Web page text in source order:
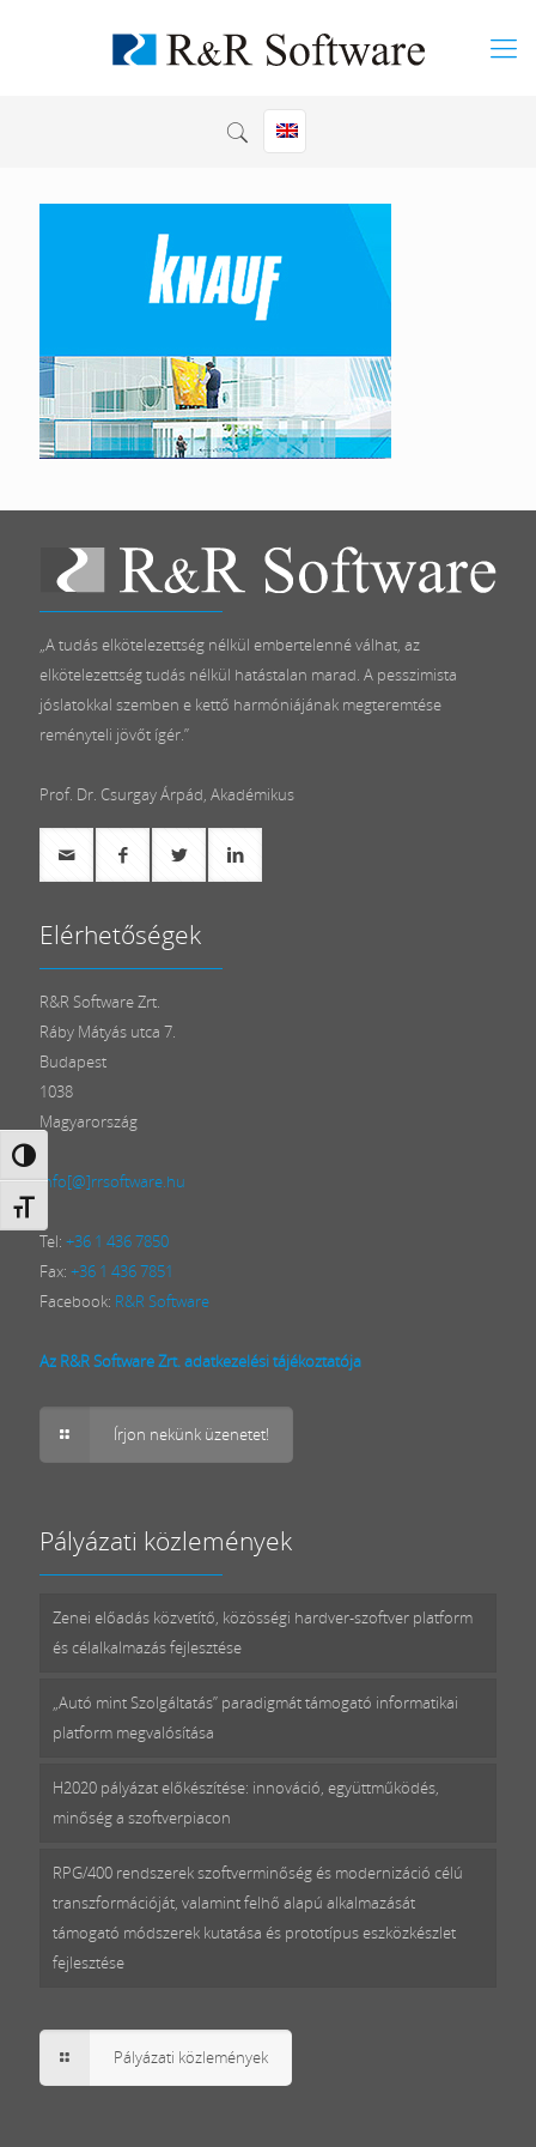
Nagy kontraszt váltása
Betűméret váltása
„A tudás elkötelezettség nélkül embertelenné válhat, az
elkötelezettség tudás nélkül hatástalan marad. A pesszimista
jóslatokkal szemben e kettő harmóniájának megteremtése
reményteli jövőt ígér.”
Prof. Dr. Csurgay Árpád, Akadémikus
Elérhetőségek
R&R Software Zrt.
Ráby Mátyás utca 7.
Budapest
1038
Magyarország
info[@]rrsoftware.hu
Tel: +36 1 436 7850
Fax: +36 1 436 7851
Facebook: R&R Software
Az R&R Software Zrt. adatkezelési tájékoztatója
Írjon nekünk üzenetet!
Pályázati közlemények
Zenei előadás közvetítő, közösségi hardver-szoftver platform
és célalkalmazás fejlesztése
„Autó mint Szolgáltatás” paradigmát támogató informatikai
platform megvalósítása
H2020 pályázat előkészítése: innováció, együttműködés,
minőség a szoftverpiacon
RPG/400 rendszerek szoftverminőség és modernizáció célú
transzformációját, valamint felhő alapú alkalmazását
támogató módszerek kutatása és prototípus eszközkészlet
fejlesztése
Pályázati közlemények